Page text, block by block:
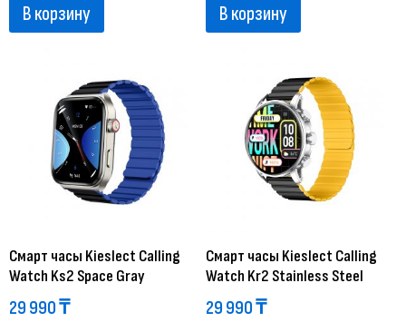
В корзину
В корзину
Смарт часы Kieslect Calling
Watch Ks2 Space Gray
29 990₸
Смарт часы Kieslect Calling
Watch Kr2 Stainless Steel
29 990₸